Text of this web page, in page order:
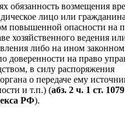
обязанность возмещения
лицо или
повышенной опасности на
хозяйственного ведения
либо на ином
доверенности на право
в силу распоряжения
о передаче ему
и т.п.) (абз. 2 ч. 1 ст. 1079
РФ).